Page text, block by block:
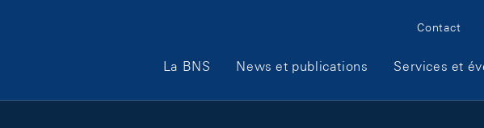
Meta
Contact
Main Navigation
La BNS News et publications Services et